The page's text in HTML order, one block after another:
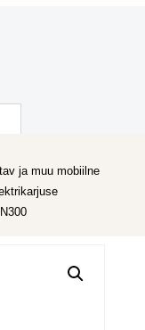
ja muu mobiilne